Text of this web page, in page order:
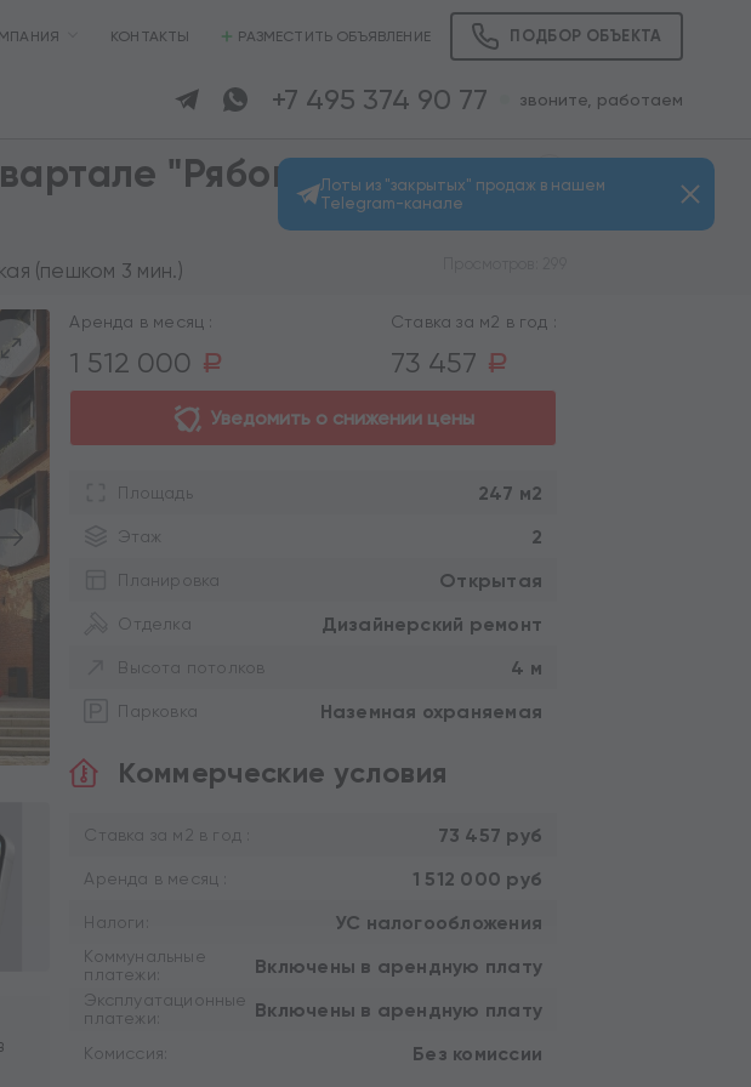
КОНТАКТЫ РАЗМЕСТИТЬ ОБЪЯВЛЕНИЕ ПОДБОР ОБЪЕКТА
+7 495 374 90 77 звоните, работаем
"Рябовская
(пешком 3 мин.)
Аренда в месяц :
1 512 000 a
Ставка за м2 в год :
73 457 a
Уведомить о снижении цены
Площадь 247 м2
Этаж 2
Планировка Открытая
Отделка Дизайнерский ремонт
Высота потолков 4 м
Парковка Наземная охраняемая
Коммерческие условия
Ставка за м2 в год : 73 457 руб
Аренда в месяц : 1 512 000 руб
Налоги: УС налогообложения
Коммунальные
платежи:
Включены в арендную плату
Эксплуатационные
платежи:
Включены в арендную плату
Комиссия: Без комиссии
Лоты из "закрытых" продаж в нашем
Telegram-канале